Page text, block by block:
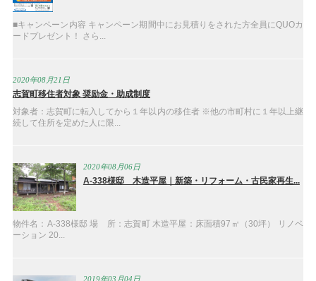
■キャンペーン内容 キャンペーン期間中にお見積りをされた方全員にQUOカ
ードプレゼント！ さら...
2020年08月21日
志賀町移住者対象 奨励金・助成制度
対象者：志賀町に転入してから１年以内の移住者 ※他の市町村に１年以上継
続して住所を定めた人に限...
2020年08月06日
A-338様邸 木造平屋｜新築・リフォーム・古民家再生...
物件名：A-338様邸 場 所：志賀町 木造平屋：床面積97㎡（30坪） リノベ
ーション 20...
2019年03月04日